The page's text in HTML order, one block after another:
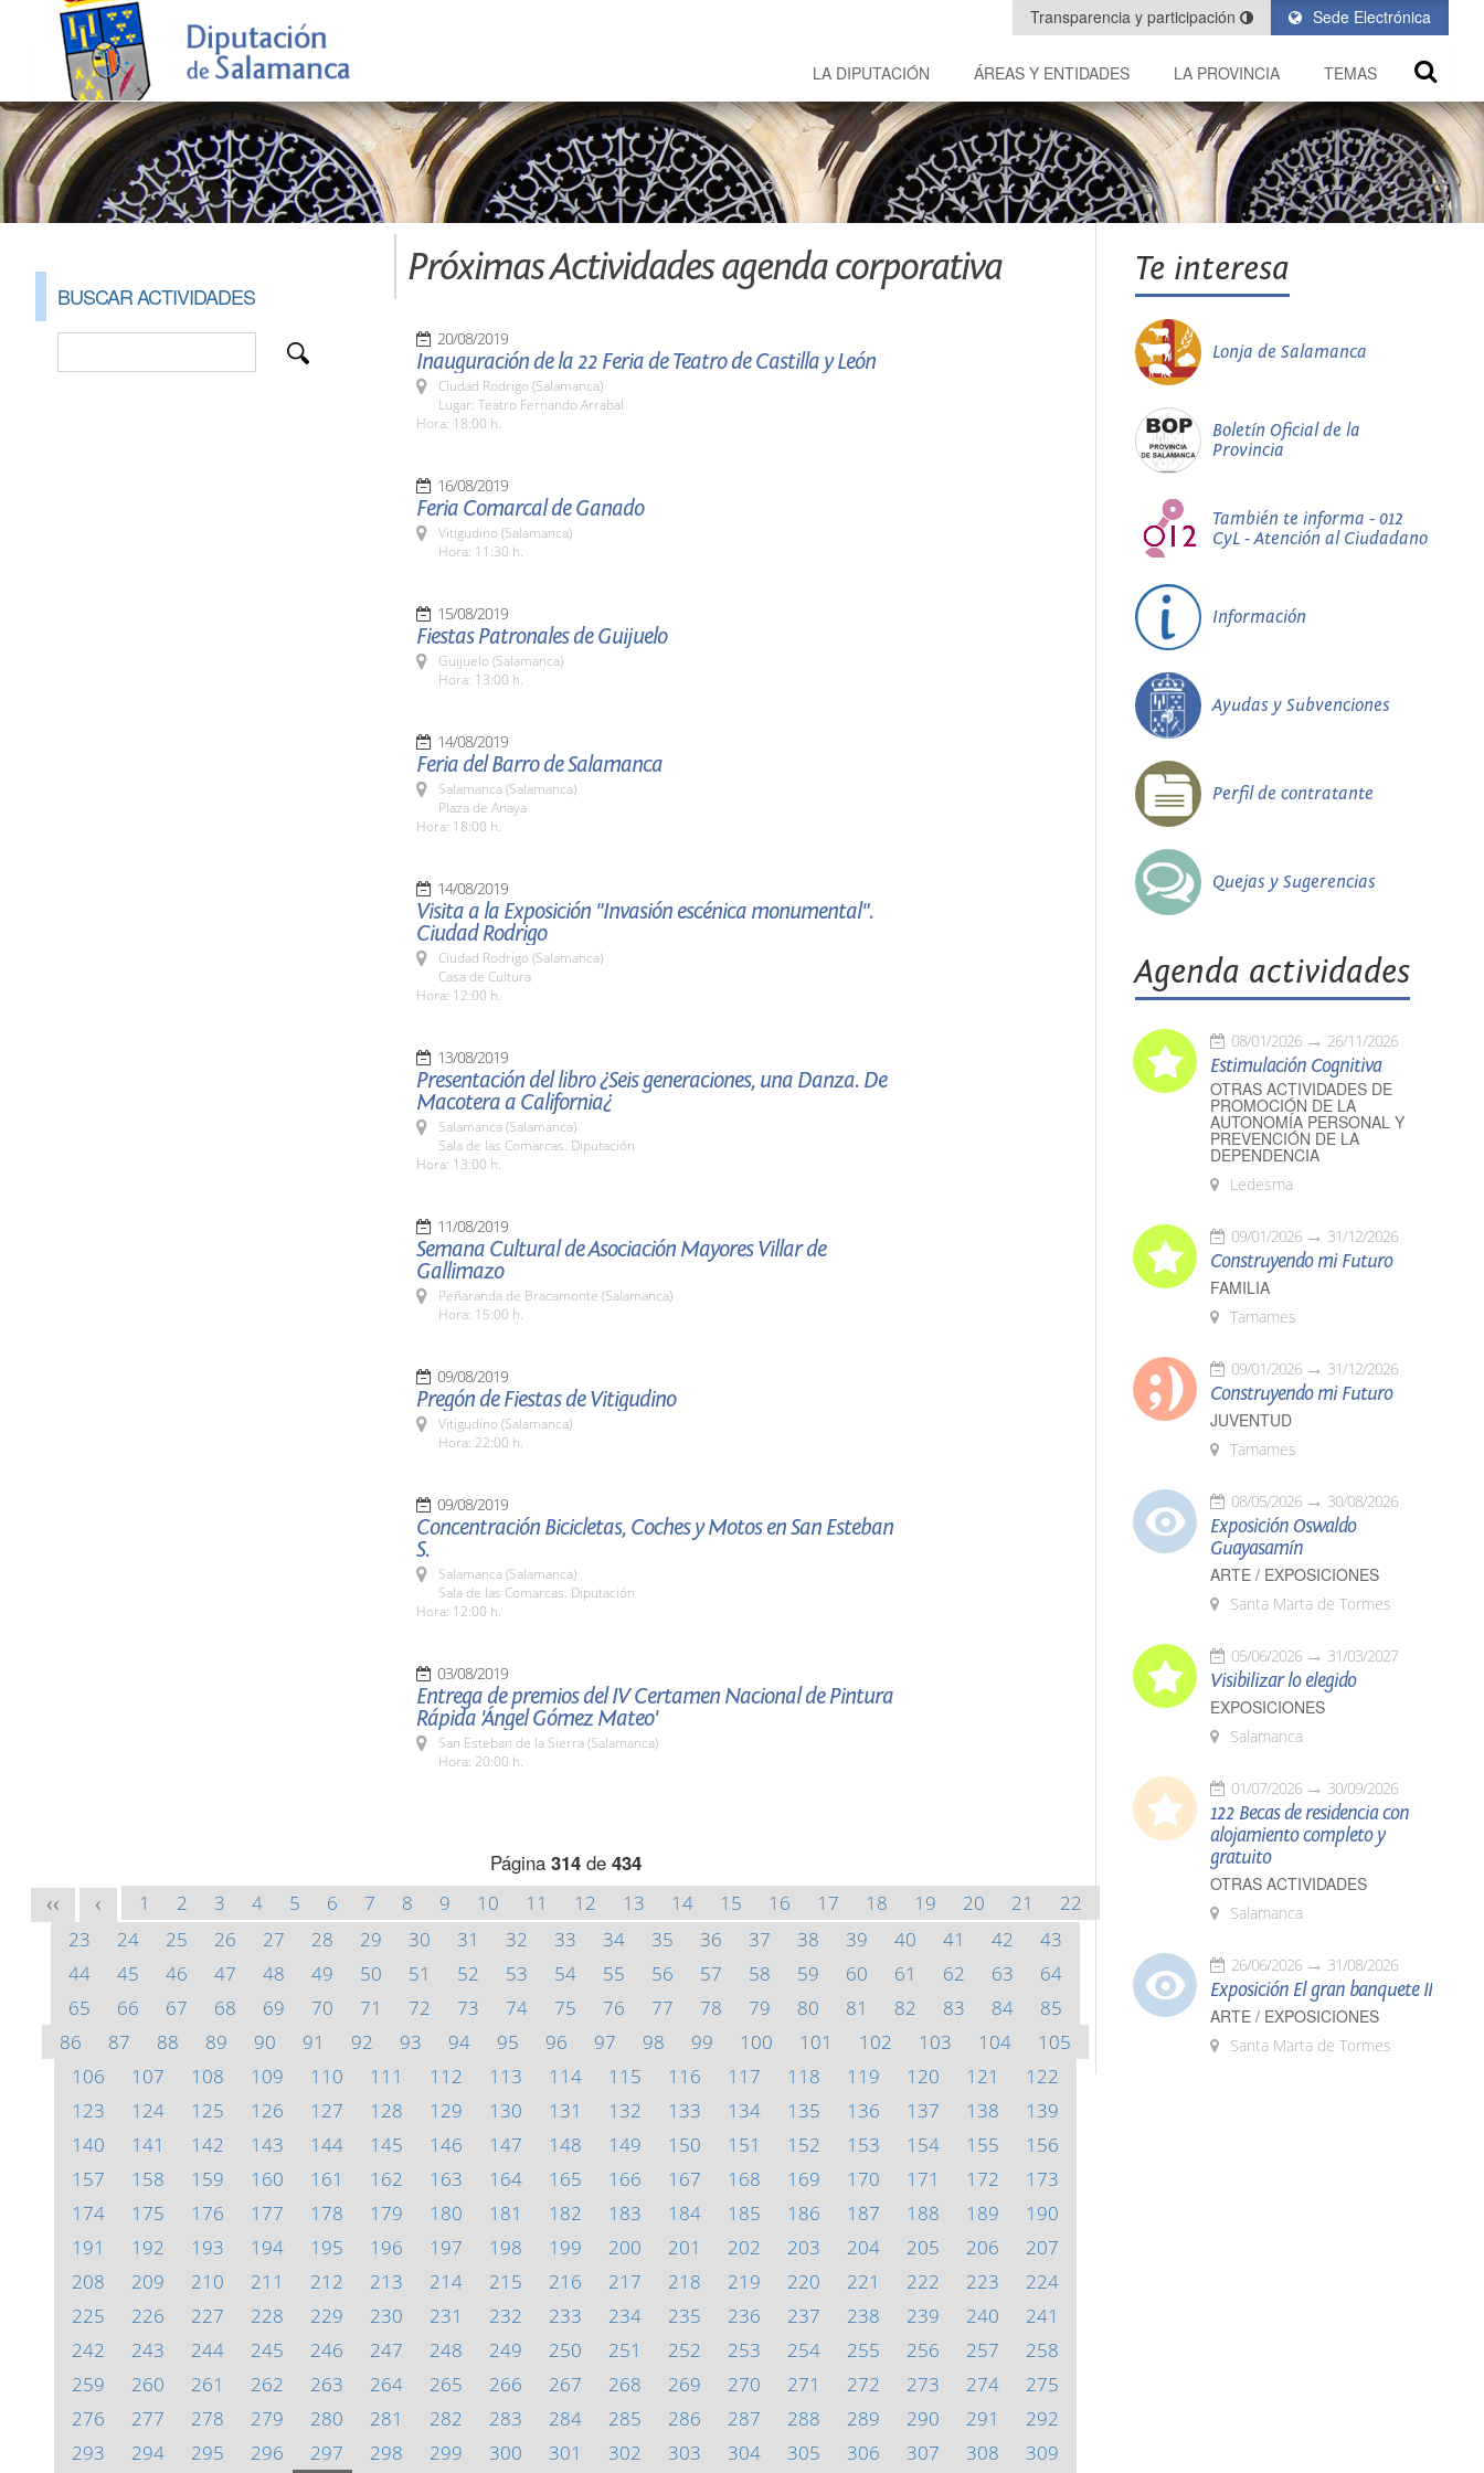
Sede Electrónica
Transparencia y participación
LA DIPUTACIÓN ÁREAS Y ENTIDADES LA PROVINCIA TEMAS
BUSCAR ACTIVIDADES
Próximas Actividades agenda corporativa
20/08/2019
Inauguración de la 22 Feria de Teatro de Castilla y León
Ciudad Rodrigo (Salamanca)
Lugar: Teatro Fernando Arrabal
Hora: 18:00 h.
16/08/2019
Feria Comarcal de Ganado
Vitigudino (Salamanca)
Hora: 11:30 h.
15/08/2019
Fiestas Patronales de Guijuelo
Guijuelo (Salamanca)
Hora: 13:00 h.
14/08/2019
Feria del Barro de Salamanca
Salamanca (Salamanca)
Plaza de Anaya
Hora: 18:00 h.
14/08/2019
Visita a la Exposición "Invasión escénica monumental".
Ciudad Rodrigo
Ciudad Rodrigo (Salamanca)
Casa de Cultura
Hora: 12:00 h.
13/08/2019
Presentación del libro ¿Seis generaciones, una Danza. De
Macotera a California¿
Salamanca (Salamanca)
Sala de las Comarcas. Diputación
Hora: 13:00 h.
11/08/2019
Semana Cultural de Asociación Mayores Villar de
Gallimazo
Peñaranda de Bracamonte (Salamanca)
Hora: 15:00 h.
09/08/2019
Pregón de Fiestas de Vitigudino
Vitigudino (Salamanca)
Hora: 22:00 h.
09/08/2019
Concentración Bicicletas, Coches y Motos en San Esteban
S.
Salamanca (Salamanca)
Sala de las Comarcas. Diputación
Hora: 12:00 h.
03/08/2019
Entrega de premios del IV Certamen Nacional de Pintura
Rápida 'Ángel Gómez Mateo'
San Esteban de la Sierra (Salamanca)
Hora: 20:00 h.
Página 314de 434
<< < 1 2 3 4 5 6 7 8 9 10 11 12 13 14 15 16 17 18 19 20 21
22
23
24 25 26 27 28 29 30 31 32 33 34 35 36 37 38 39 40 41 42
43
44
45 46 47 48 49 50 51 52 53 54 55 56 57 58 59 60 61 62 63
64
65
66 67 68 69 70 71 72 73 74 75 76 77 78 79 80 81 82 83 84
85
86
87 88 89 90 91 92 93 94 95 96 97 98 99 100 101 102 103 104
105
106
107 108 109 110 111 112 113 114 115 116 117 118 119 120 121
122
123
124 125 126 127 128 129 130 131 132 133 134 135 136 137 138
139
140
141 142 143 144 145 146 147 148 149 150 151 152 153 154 155
156
157
158 159 160 161 162 163 164 165 166 167 168 169 170 171 172
173
174
175 176 177 178 179 180 181 182 183 184 185 186 187 188 189
190
191
192 193 194 195 196 197 198 199 200 201 202 203 204 205 206
207
208
209 210 211 212 213 214 215 216 217 218 219 220 221 222 223
224
225
226 227 228 229 230 231 232 233 234 235 236 237 238 239 240
241
242
243 244 245 246 247 248 249 250 251 252 253 254 255 256 257
258
259
260 261 262 263 264 265 266 267 268 269 270 271 272 273 274
275
276
277 278 279 280 281 282 283 284 285 286 287 288 289 290 291
292
293
294 295 296 297 298 299 300 301 302 303 304 305 306 307 308 309
Te interesa
Lonja de Salamanca
Boletín Oficial de la
Provincia
También te informa - 012
CyL - Atención al Ciudadano
Información
Ayudas y Subvenciones
Perfil de contratante
Quejas y Sugerencias
Agenda actividades
08/01/2026 26/11/2026
Estimulación Cognitiva
OTRAS ACTIVIDADES DE
PROMOCIÓN DE LA
AUTONOMÍA PERSONAL Y
PREVENCIÓN DE LA
DEPENDENCIA
Ledesma
09/01/2026 31/12/2026
Construyendo mi Futuro
FAMILIA
Tamames
09/01/2026 31/12/2026
Construyendo mi Futuro
JUVENTUD
Tamames
08/05/2026 30/08/2026
Exposición Oswaldo
Guayasamín
ARTE / EXPOSICIONES
Santa Marta de Tormes
05/06/2026 31/03/2027
Visibilizar lo elegido
EXPOSICIONES
Salamanca
01/07/2026 30/09/2026
122 Becas de residencia con
alojamiento completo y
gratuito
OTRAS ACTIVIDADES
Salamanca
26/06/2026 31/08/2026
Exposición El gran banquete II
ARTE / EXPOSICIONES
Santa Marta de Tormes